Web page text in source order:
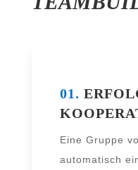
01.
Eine Gruppe
auto­ma­tisch